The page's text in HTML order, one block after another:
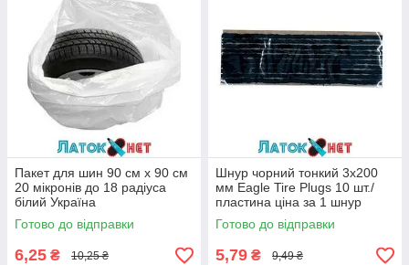
Пакет для шин 90 см х 90 см
20 мікронів до 18 радіуса
білий Україна
Готово до відправки
6,25 ₴ 10,25 ₴
Шнур чорний тонкий 3х200
мм Eagle Tire Plugs 10 шт./
пластина ціна за 1 шнур
Готово до відправки
5,79 ₴ 9,49 ₴